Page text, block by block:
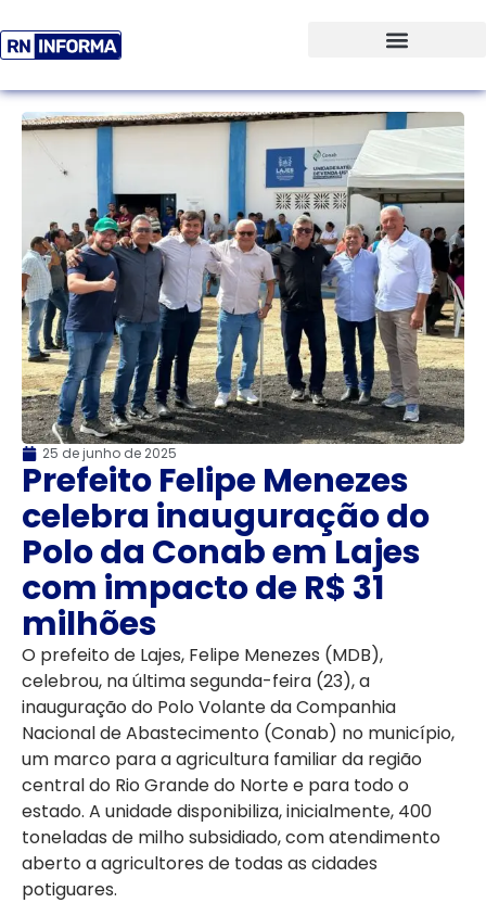
25 de junho de 2025
Prefeito Felipe Menezes
celebra inauguração do
Polo da Conab em Lajes
com impacto de R$ 31
milhões
O prefeito de Lajes, Felipe Menezes (MDB),
celebrou, na última segunda-feira (23), a
inauguração do Polo Volante da Companhia
Nacional de Abastecimento (Conab) no município,
um marco para a agricultura familiar da região
central do Rio Grande do Norte e para todo o
estado. A unidade disponibiliza, inicialmente, 400
toneladas de milho subsidiado, com atendimento
aberto a agricultores de todas as cidades
potiguares.